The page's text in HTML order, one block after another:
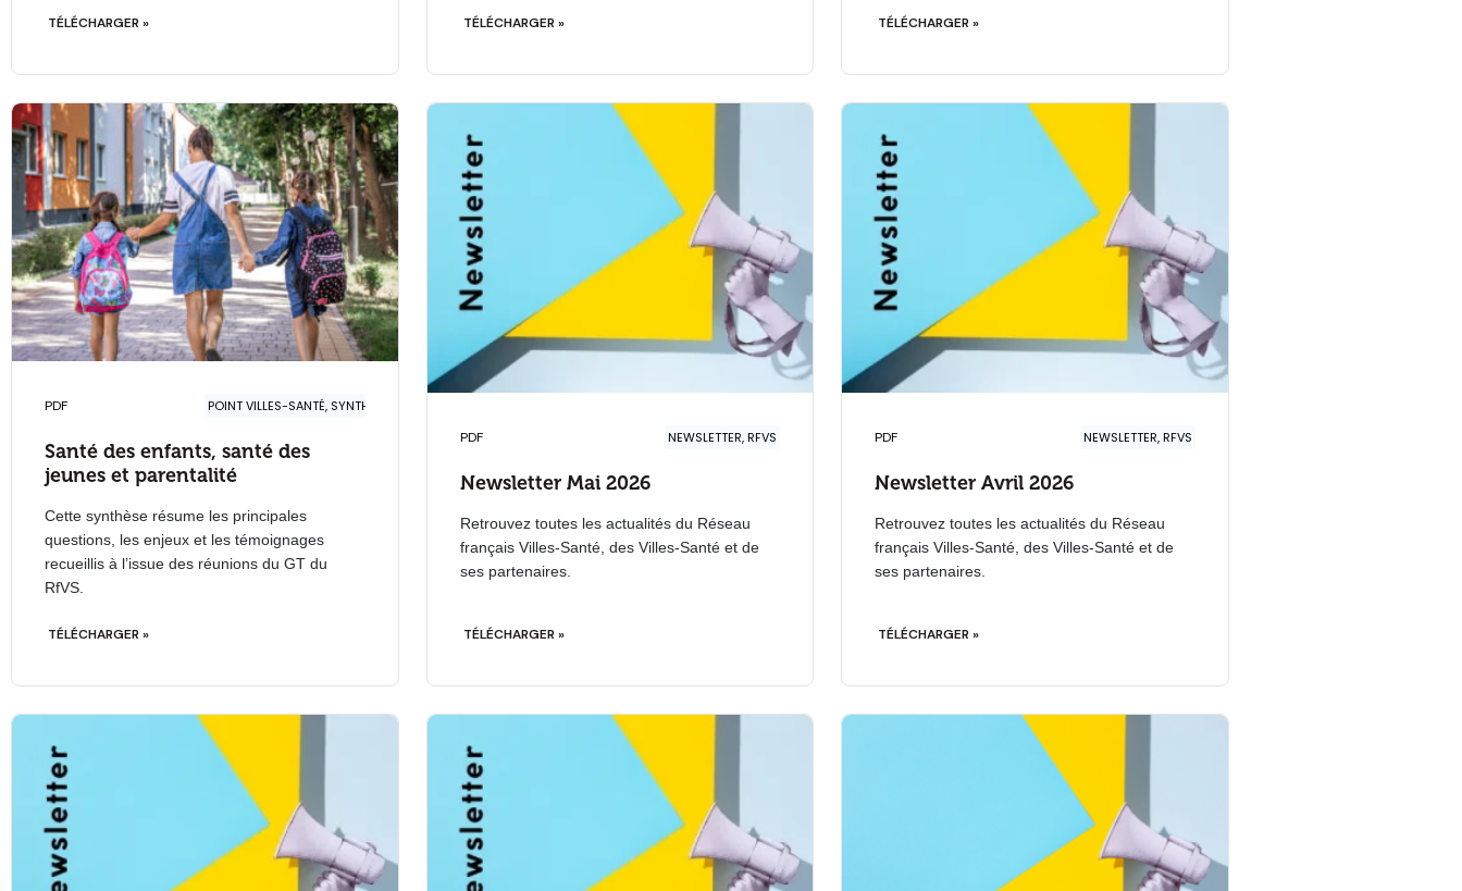
TÉLÉCHARGER » TÉLÉCHARGER » TÉLÉCHARGER »
PDF POINT VILLES-SANTÉ, SYNTHÈSE
Santé des enfants, santé des
jeunes et parentalité
Cette synthèse résume les principales
questions, les enjeux et les témoignages
recueillis à l’issue des réunions du GT du
RfVS.
TÉLÉCHARGER »
PDF NEWSLETTER, RFVS
Newsletter Mai 2026
Retrouvez toutes les actualités du Réseau
français Villes-Santé, des Villes-Santé et de
ses partenaires.
TÉLÉCHARGER »
PDF NEWSLETTER, RFVS
Newsletter Avril 2026
Retrouvez toutes les actualités du Réseau
français Villes-Santé, des Villes-Santé et de
ses partenaires.
TÉLÉCHARGER »